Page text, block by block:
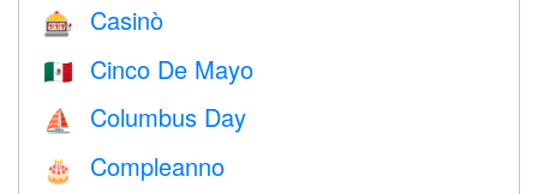
🎰 Casinò
🇲🇽 Cinco De Mayo
⛵️ Columbus Day
🎂 Compleanno